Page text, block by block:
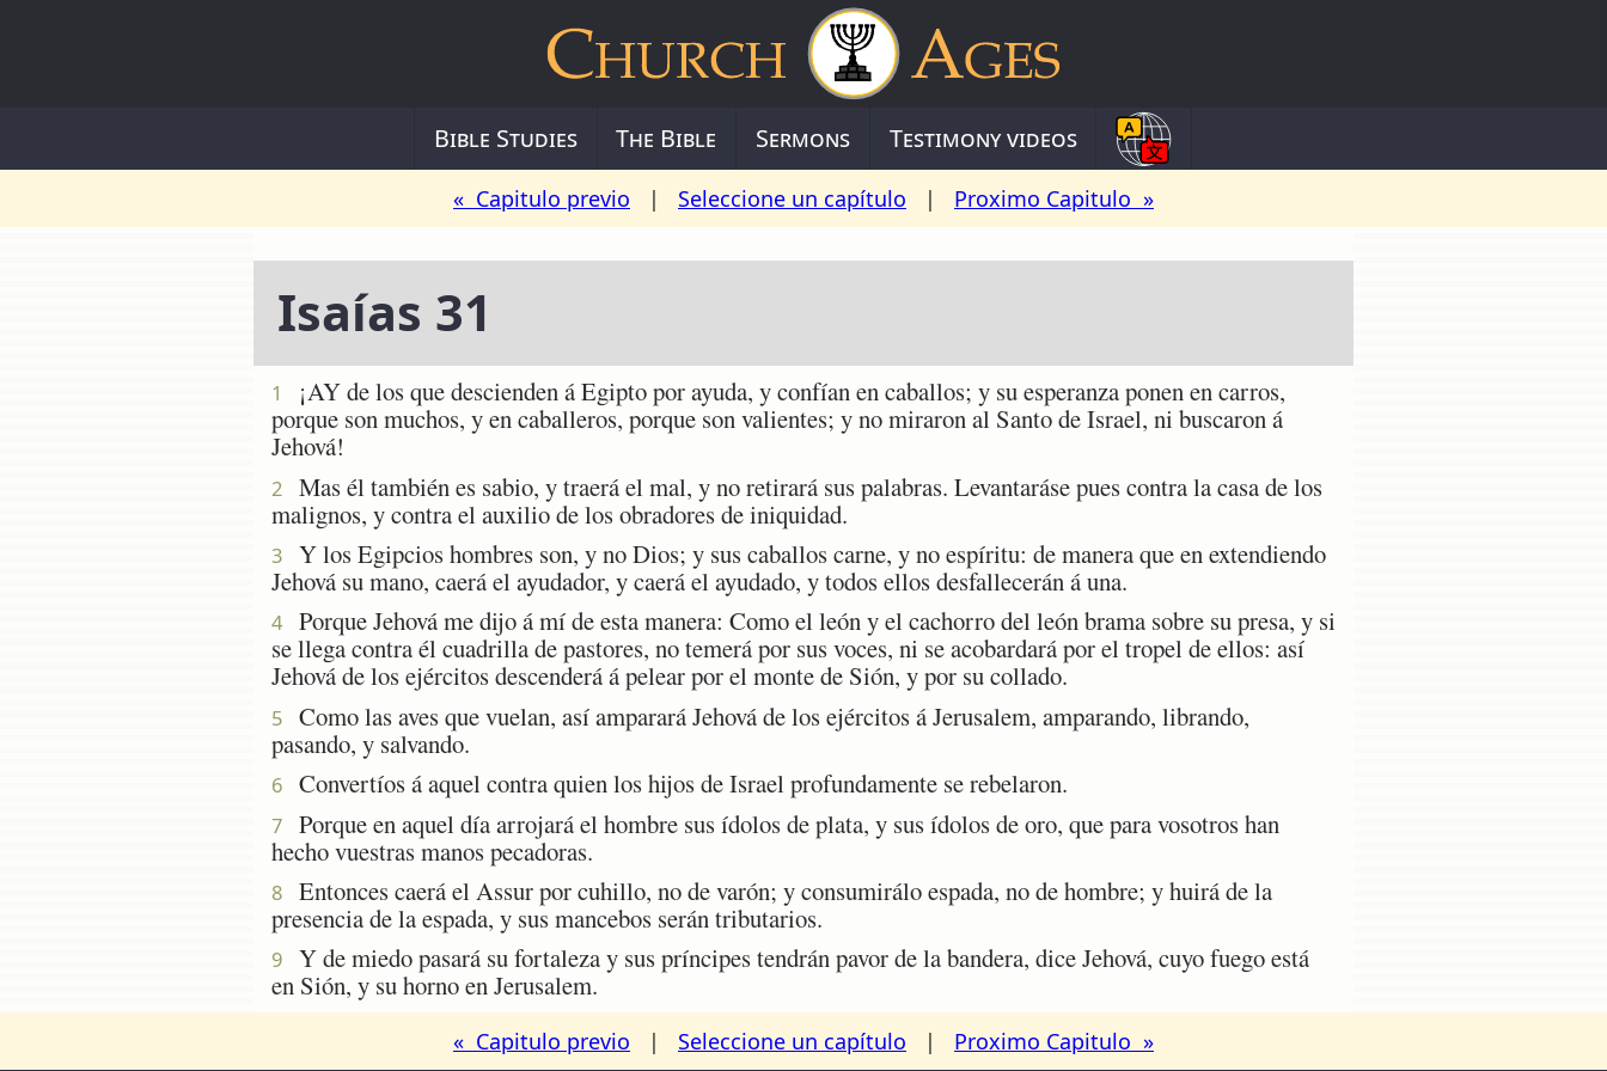
Bible Studies The Bible Sermons Testimony videos
« Capitulo previo | Seleccione un capítulo | Proximo Capitulo »
Isaías 31
1
¡AY de los que descienden á Egipto por ayuda, y confían en caballos; y su esperanza ponen en carros,
porque son muchos, y en caballeros, porque son valientes; y no miraron al Santo de Israel, ni buscaron á
Jehová!
2
Mas él también es sabio, y traerá el mal, y no retirará sus palabras. Levantaráse pues contra la casa de los
malignos, y contra el auxilio de los obradores de iniquidad.
3
Y los Egipcios hombres son, y no Dios; y sus caballos carne, y no espíritu: de manera que en extendiendo
Jehová su mano, caerá el ayudador, y caerá el ayudado, y todos ellos desfallecerán á una.
4
Porque Jehová me dijo á mí de esta manera: Como el león y el cachorro del león brama sobre su presa, y si
se llega contra él cuadrilla de pastores, no temerá por sus voces, ni se acobardará por el tropel de ellos: así
Jehová de los ejércitos descenderá á pelear por el monte de Sión, y por su collado.
5
Como las aves que vuelan, así amparará Jehová de los ejércitos á Jerusalem, amparando, librando,
pasando, y salvando.
6 Convertíos á aquel contra quien los hijos de Israel profundamente se rebelaron.
7
Porque en aquel día arrojará el hombre sus ídolos de plata, y sus ídolos de oro, que para vosotros han
hecho vuestras manos pecadoras.
8
Entonces caerá el Assur por cuhillo, no de varón; y consumirálo espada, no de hombre; y huirá de la
presencia de la espada, y sus mancebos serán tributarios.
9
Y de miedo pasará su fortaleza y sus príncipes tendrán pavor de la bandera, dice Jehová, cuyo fuego está
en Sión, y su horno en Jerusalem.
« Capitulo previo | Seleccione un capítulo | Proximo Capitulo »